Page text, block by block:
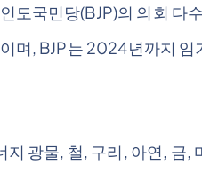
도국민당(BJP)의 의회 다
며, BJP는 2024년까지
광물, 철, 구리, 아연, 금,